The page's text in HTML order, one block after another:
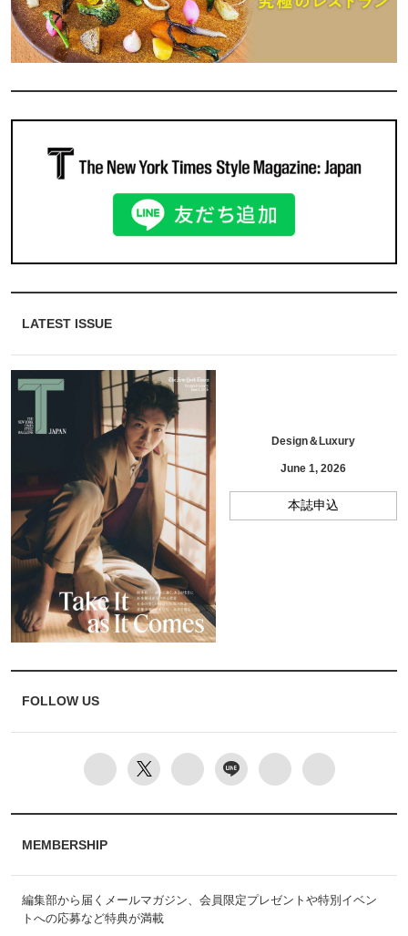
LATEST ISSUE
Design＆Luxury
June 1, 2026
本誌申込
FOLLOW US
MEMBERSHIP
編集部から届くメールマガジン、会員限定プレゼントや特別イベン
トへの応募など特典が満載